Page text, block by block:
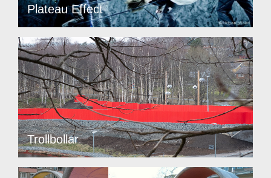
Plateau Effect
Trollbollar